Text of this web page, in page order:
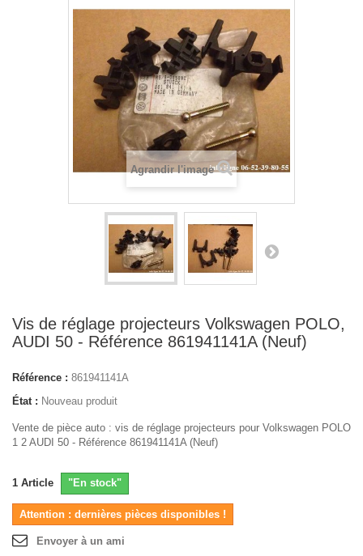
Agrandir l'image
Vis de réglage projecteurs Volkswagen POLO,
AUDI 50 - Référence 861941141A (Neuf)
Référence : 861941141A
État : Nouveau produit
Vente de pièce auto : vis de réglage projecteurs pour Volkswagen POLO
1 2 AUDI 50 - Référence 861941141A (Neuf)
1 Article "En stock"
Attention : dernières pièces disponibles !
Envoyer à un ami